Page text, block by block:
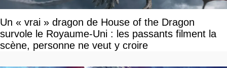
Un « vrai » dragon de House of the Dragon
survole le Royaume-Uni : les passants filment la
scène, personne ne veut y croire